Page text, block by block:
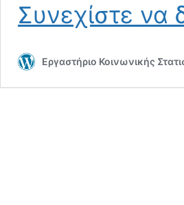
Συνεχίστε να
Εργαστήριο Κοινωνικής